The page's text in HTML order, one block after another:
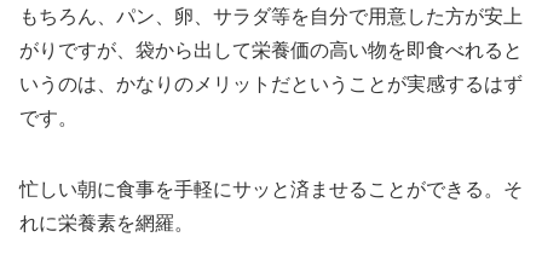
もちろん、パン、卵、サラダ等を自分で用意した方が安上
がりですが、袋から出して栄養価の高い物を即食べれると
いうのは、かなりのメリットだということが実感するはず
です。
忙しい朝に食事を手軽にサッと済ませることができる。そ
れに栄養素を網羅。